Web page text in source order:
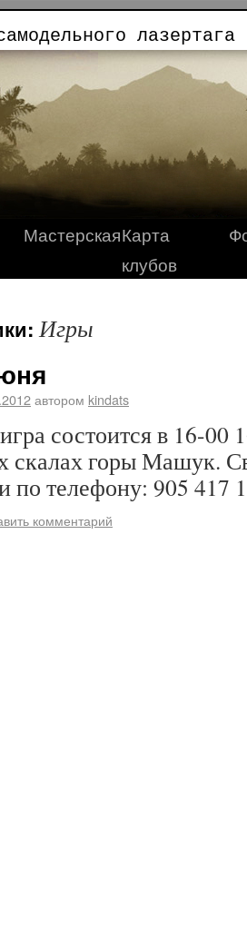
МастерскаяКарта
клубов
Игры
автором kindats
состоится в 16-00
скалах горы Машук.
по телефону: 905 417
комментарий